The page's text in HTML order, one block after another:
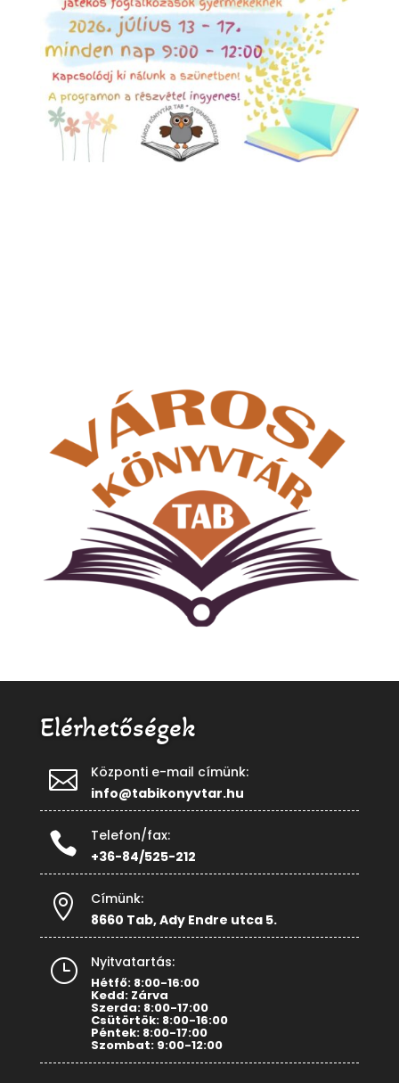
Elérhetőségek

Központi e-mail címünk:
info@tabikonyvtar.hu

Telefon/fax:
+36-84/525-212

Címünk:
8660 Tab, Ady Endre utca 5.
} Nyitvatartás:
Hétfő: 8:00-16:00
Kedd: Zárva
Szerda: 8:00-17:00
Csütörtök: 8:00-16:00
Péntek: 8:00-17:00
Szombat: 9:00-12:00